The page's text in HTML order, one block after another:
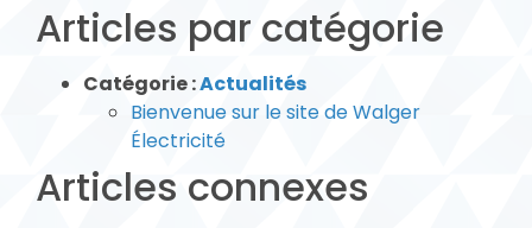
Articles par catégorie
Catégorie :Actualités
Bienvenue sur le site de Walger
Électricité
Articles connexes